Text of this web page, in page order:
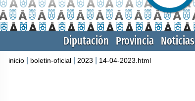
Diputación Provincia Noticias
inicio boletin-oficial 2023 14-04-2023.html